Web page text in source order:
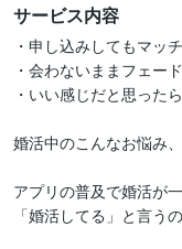
サービス内容
・申し込みしてもマッ
・会わないままフェー
・いい感じだと思った
婚活中のこんなお悩み
アプリの普及で婚活が
「婚活してる」と言う